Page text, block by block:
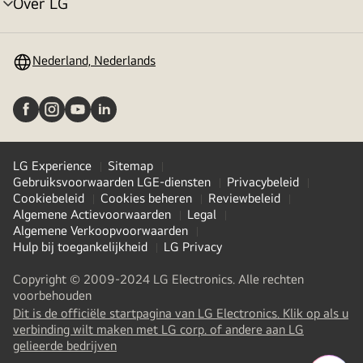
menu
Nederland, Nederlands
LG Experience
Sitemap
Gebruiksvoorwaarden LGE-diensten
Privacybeleid
Cookiebeleid
Cookies beheren
Reviewbeleid
Algemene Actievoorwaarden
Legal
Algemene Verkoopvoorwaarden
Hulp bij toegankelijkheid
LG Privacy
Copyright © 2009-2024 LG Electronics. Alle rechten
voorbehouden
Dit is de officiële startpagina van LG Electronics. Klik op als u
verbinding wilt maken met LG corp. of andere aan LG
gelieerde bedrijven(